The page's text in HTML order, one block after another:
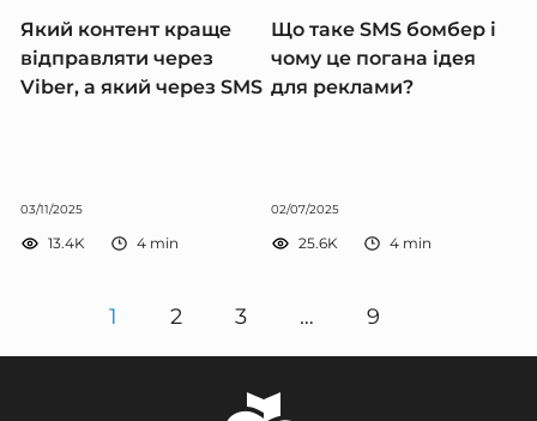
Який контент краще
відправляти через
Viber, а який через SMS
03/11/2025
13.4K 4 min
Що таке SMS бомбер і
чому це погана ідея
для реклами?
02/07/2025
25.6K 4 min
1 2 3 … 9